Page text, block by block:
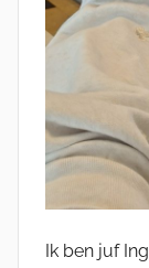
Ik ben juf